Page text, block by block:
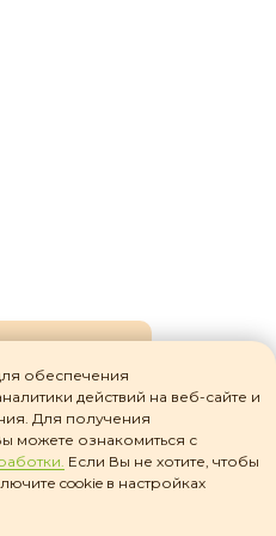
обеспечения
действий на веб-сайте и
Для получения
можете ознакомиться с
Если Вы не хотите, чтобы
cookie в настройках
персональных данных
его